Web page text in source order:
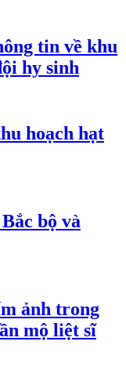
tin về khu
hy sinh
hoạch hạt
bộ và
ảnh trong
mộ liệt sĩ